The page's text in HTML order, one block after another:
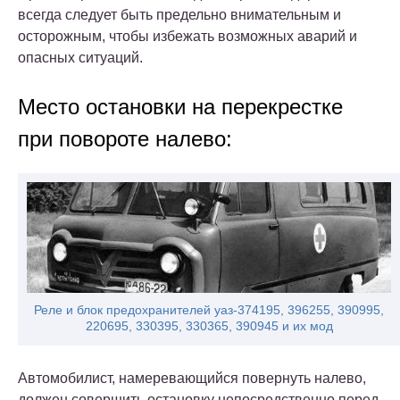
всегда следует быть предельно внимательным и
осторожным, чтобы избежать возможных аварий и
опасных ситуаций.
Место остановки на перекрестке
при повороте налево:
Реле и блок предохранителей уаз-374195, 396255, 390995,
220695, 330395, 330365, 390945 и их мод
Автомобилист, намеревающийся повернуть налево,